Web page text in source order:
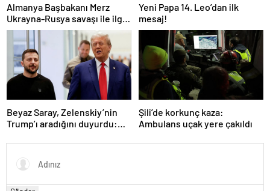
Almanya Başbakanı Merz
Ukrayna-Rusya savaşı ile ilgili
konuştu: “Top Moskova’nın
sahasında”
Yeni Papa 14. Leo’dan ilk
mesaj!
Beyaz Saray, Zelenskiy’nin
Trump’ı aradığını duyurdu:
oldu”
Şili’de korkunç kaza:
Ambulans uçak yere çakıldı